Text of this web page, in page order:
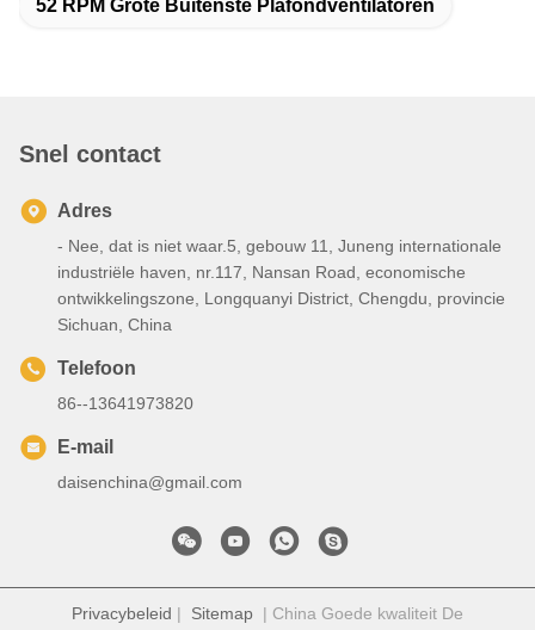
52 RPM Grote Buitenste Plafondventilatoren
Snel contact
Adres
- Nee, dat is niet waar.5, gebouw 11, Juneng internationale
industriële haven, nr.117, Nansan Road, economische
ontwikkelingszone, Longquanyi District, Chengdu, provincie
Sichuan, China
Telefoon
86--13641973820
E-mail
daisenchina@gmail.com
Privacybeleid | Sitemap | China Goede kwaliteit De